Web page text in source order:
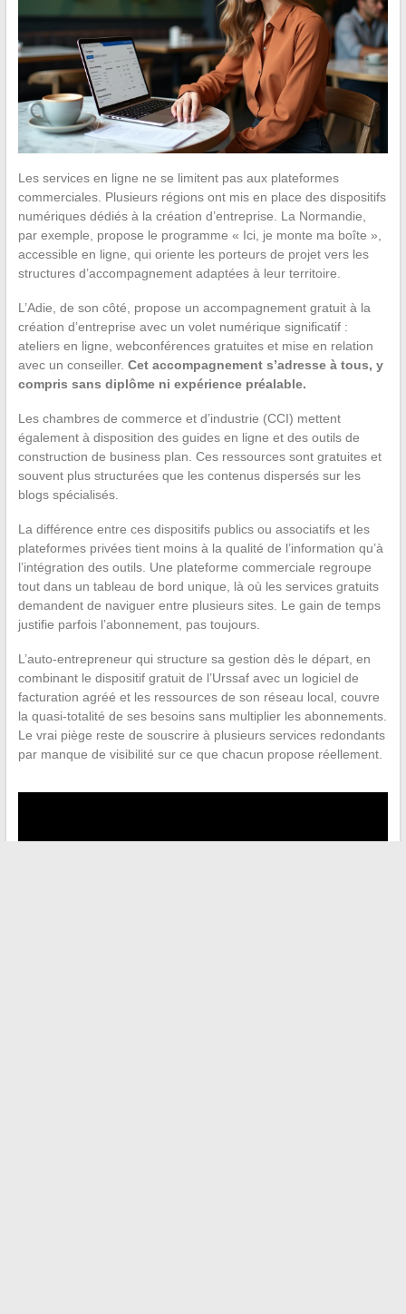
Les services en ligne ne se limitent pas aux plateformes
commerciales. Plusieurs régions ont mis en place des dispositifs
numériques dédiés à la création d’entreprise. La Normandie,
par exemple, propose le programme « Ici, je monte ma boîte »,
accessible en ligne, qui oriente les porteurs de projet vers les
structures d’accompagnement adaptées à leur territoire.
L’Adie, de son côté, propose un accompagnement gratuit à la
création d’entreprise avec un volet numérique significatif :
ateliers en ligne, webconférences gratuites et mise en relation
avec un conseiller. Cet accompagnement s’adresse à tous, y
compris sans diplôme ni expérience préalable.
Les chambres de commerce et d’industrie (CCI) mettent
également à disposition des guides en ligne et des outils de
construction de business plan. Ces ressources sont gratuites et
souvent plus structurées que les contenus dispersés sur les
blogs spécialisés.
La différence entre ces dispositifs publics ou associatifs et les
plateformes privées tient moins à la qualité de l’information qu’à
l’intégration des outils. Une plateforme commerciale regroupe
tout dans un tableau de bord unique, là où les services gratuits
demandent de naviguer entre plusieurs sites. Le gain de temps
justifie parfois l’abonnement, pas toujours.
L’auto-entrepreneur qui structure sa gestion dès le départ, en
combinant le dispositif gratuit de l’Urssaf avec un logiciel de
facturation agréé et les ressources de son réseau local, couvre
la quasi-totalité de ses besoins sans multiplier les abonnements.
Le vrai piège reste de souscrire à plusieurs services redondants
par manque de visibilité sur ce que chacun propose réellement.